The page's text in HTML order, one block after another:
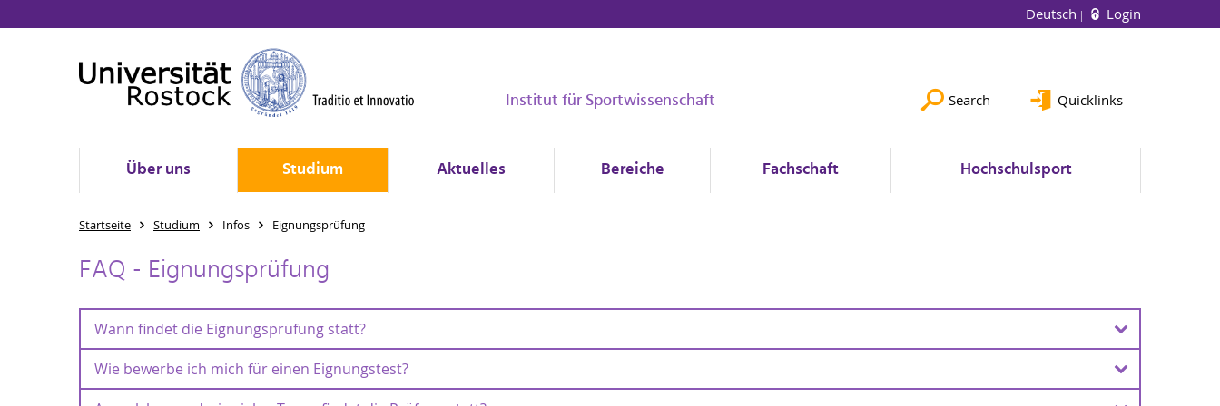
Deutsch Login
Institut für Sportwissenschaft Search Quicklinks
Über uns Studium Aktuelles Bereiche Fachschaft Hochschulsport
Startseite Studium Infos Eignungsprüfung
FAQ - Eignungsprüfung
Wann findet die Eignungsprüfung statt?
Wann findet die Eignungsprüfung statt?
Wie bewerbe ich mich für einen Eignungstest?